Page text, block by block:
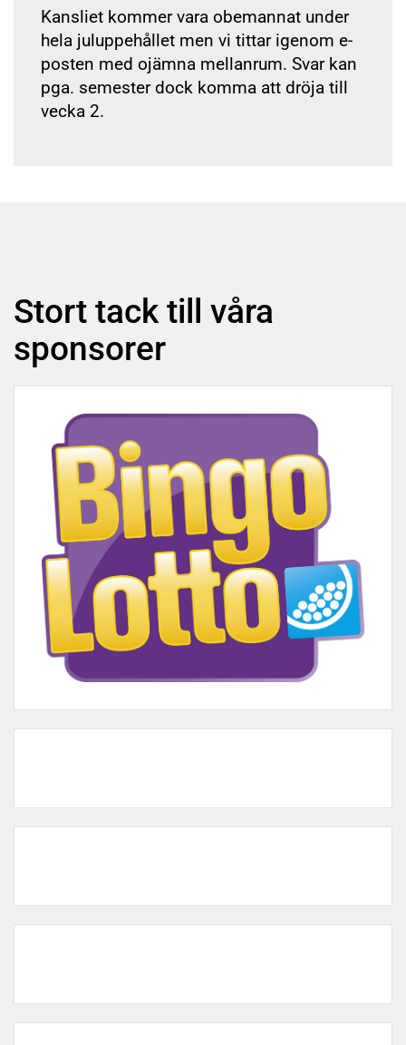
Kansliet kommer vara obemannat under
hela juluppehållet men vi tittar igenom e-
posten med ojämna mellanrum. Svar kan
pga. semester dock komma att dröja till
vecka 2.
Stort tack till våra
sponsorer